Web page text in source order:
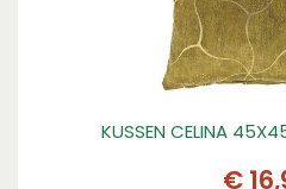
KUSSEN CELINA
€ 16,